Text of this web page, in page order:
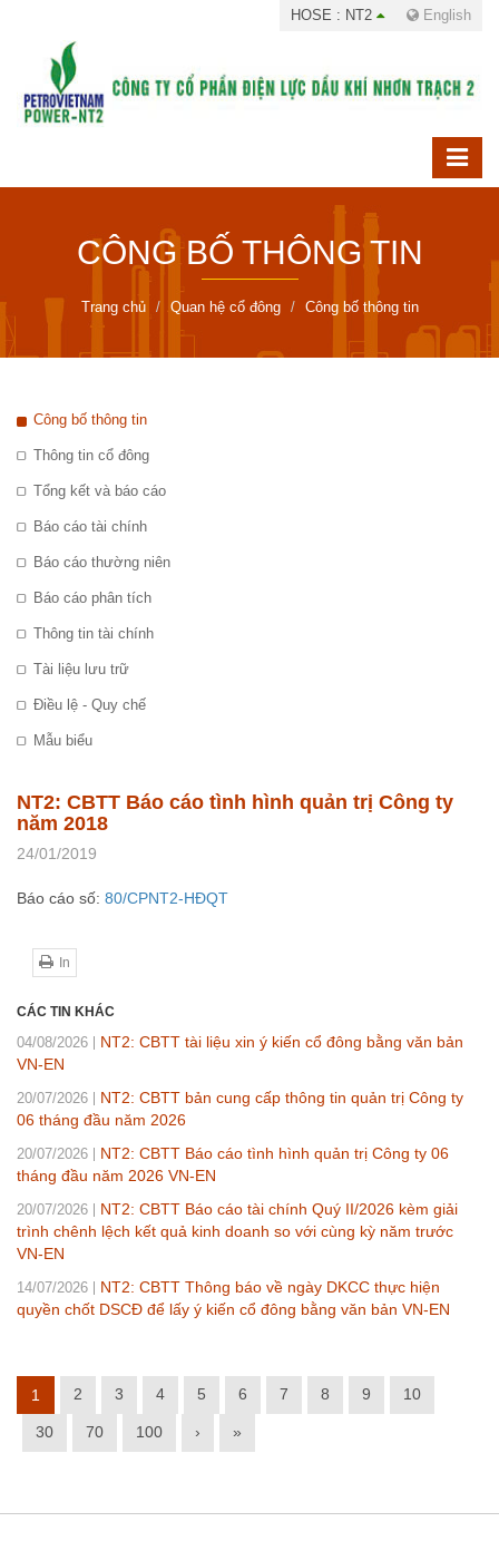
HOSE : NT2 English
CÔNG BỐ THÔNG TIN
Trang chủ Quan hệ cổ đông Công bố thông tin
Công bố thông tin
Thông tin cổ đông
Tổng kết và báo cáo
Báo cáo tài chính
Báo cáo thường niên
Báo cáo phân tích
Thông tin tài chính
Tài liệu lưu trữ
Điều lệ - Quy chế
Mẫu biểu
NT2: CBTT Báo cáo tình hình quản trị Công ty
năm 2018
24/01/2019
Báo cáo số: 80/CPNT2-HĐQT
In
CÁC TIN KHÁC
04/08/2026
NT2: CBTT tài liệu xin ý kiến cổ đông bằng văn bản
VN-EN
20/07/2026
NT2: CBTT bản cung cấp thông tin quản trị Công ty
06 tháng đầu năm 2026
20/07/2026
NT2: CBTT Báo cáo tình hình quản trị Công ty 06
tháng đầu năm 2026 VN-EN
20/07/2026
NT2: CBTT Báo cáo tài chính Quý II/2026 kèm giải
trình chênh lệch kết quả kinh doanh so với cùng kỳ năm trước
VN-EN
14/07/2026
NT2: CBTT Thông báo về ngày DKCC thực hiện
quyền chốt DSCĐ để lấy ý kiến cổ đông bằng văn bản VN-EN
1 2 3 4 5 6 7 8 9 10
30 70 100 › »